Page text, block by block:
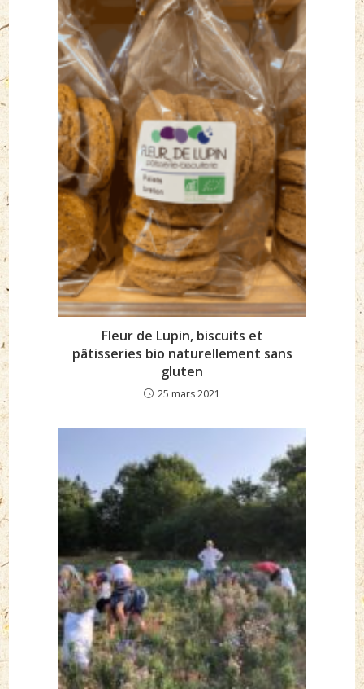
Fleur de Lupin, biscuits et
pâtisseries bio naturellement sans
gluten
25 mars 2021